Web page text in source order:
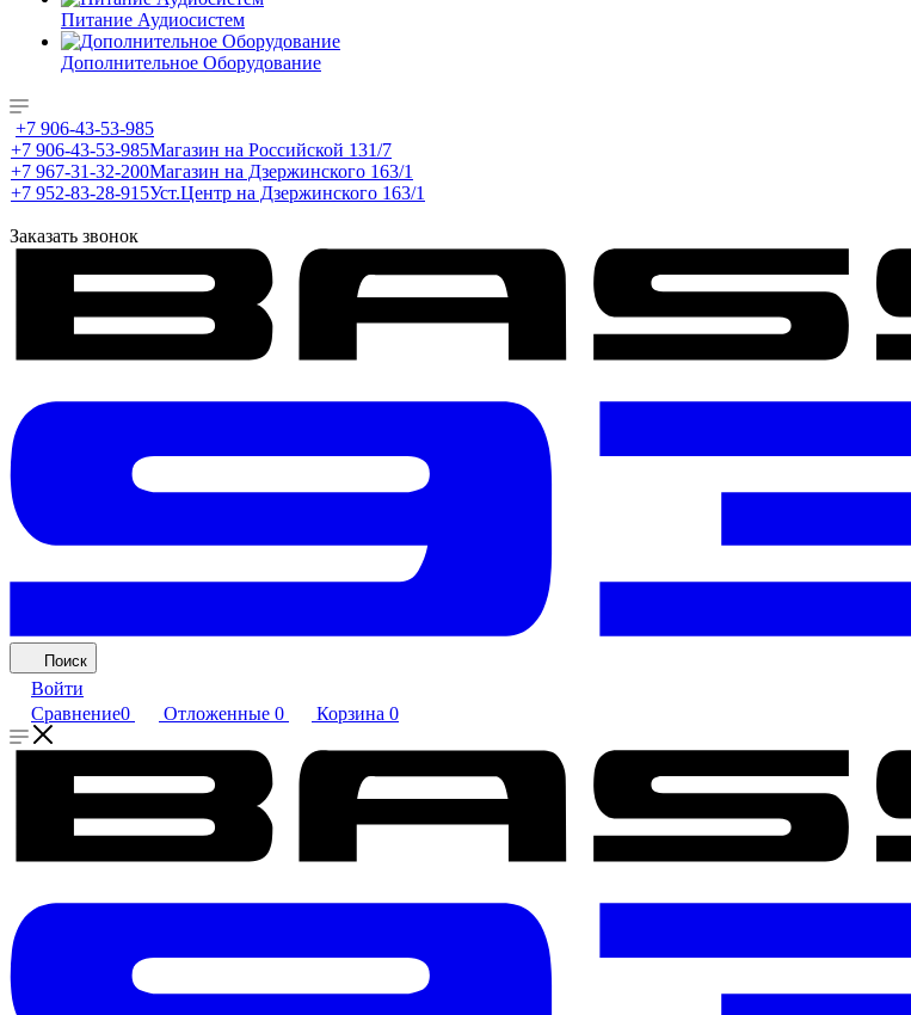
Питание Аудиосистем
Дополнительное Оборудование
+7 906-43-53-985
+7 906-43-53-985Магазин на Российской 131/7
+7 967-31-32-200Магазин на Дзержинского 163/1
+7 952-83-28-915Уст.Центр на Дзержинского 163/1
Заказать звонок
Поиск
Войти
Сравнение0 Отложенные 0 Корзина 0